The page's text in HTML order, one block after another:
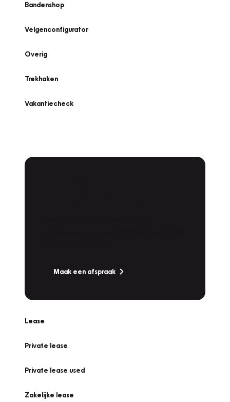
Bandenshop
Velgenconfigurator
Overig
Trekhaken
Vakantiecheck
Maak een afspraak
Lease
Private lease
Private lease used
Zakelijke lease